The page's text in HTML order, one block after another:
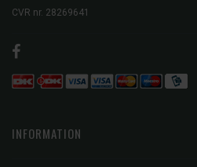
CVR nr. 28269641
INFORMATION